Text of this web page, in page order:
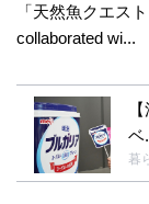
「天然魚クエス
collaborated wi...
ベ
暮